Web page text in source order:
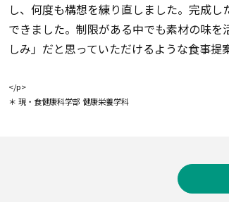
し、何度も構想を練り直しました。完成
できました。制限がある中でも素材の味
しみ」だと思っていただけるような食事提
</p>
＊ 現・食健康科学部 健康栄養学科